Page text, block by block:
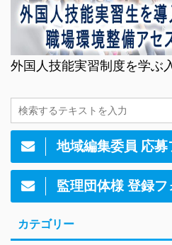
外国人技能実習制度を学ぶ
地域編集委員 応募
監理団体様 登録フ
カテゴリー